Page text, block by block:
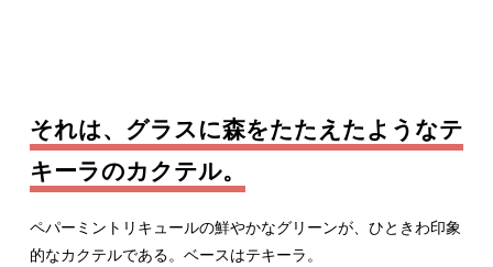
それは、グラスに森をたたえたようなテ
キーラのカクテル。
ペパーミントリキュールの鮮やかなグリーンが、ひときわ印象
的なカクテルである。ベースはテキーラ。